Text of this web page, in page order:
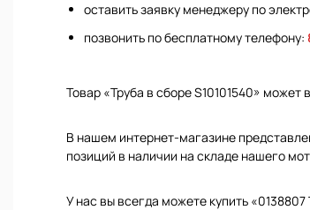
оставить заявку менеджеру по
позвонить по бесплатному телефону:
Товар «Труба в сборе S10101540» может
В нашем интернет-магазине
позиций в наличии на складе нашего
У нас вы всегда можете купить